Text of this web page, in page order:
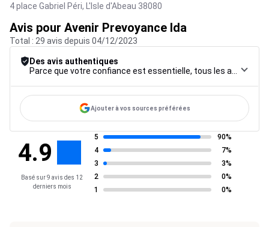
4 place Gabriel Péri, L'Isle d'Abeau 38080
Avis pour Avenir Prevoyance Ida
Total : 29 avis depuis 04/12/2023
Des avis authentiques
Ajouter à vos sources préférées
4.9
Basé sur 9 avis des 12
derniers mois
5
90%
4
7%
3
3%
2
0%
1
0%